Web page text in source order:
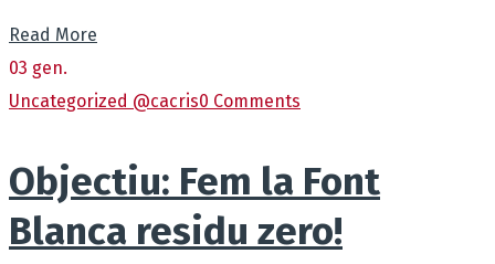
Read More
03 gen.
Uncategorized @cacris0 Comments
Objectiu: Fem la Font
Blanca residu zero!